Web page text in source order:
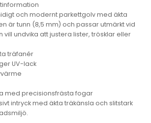
och modernt parkettgolv med äkta
är tunn (8,5 mm) och passar utmärkt vid
undvika att justera lister, trösklar eller
träfanér
UV-lack
med precisionsfrästa fogar
intryck med äkta träkänsla och slitstark